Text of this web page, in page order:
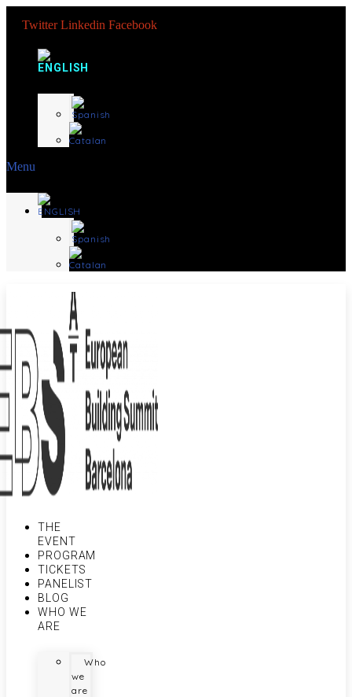
Twitter Linkedin Facebook
Menu
THE
EVENT
PROGRAM
TICKETS
PANELIST
BLOG
WHO WE
ARE
Who
we
are